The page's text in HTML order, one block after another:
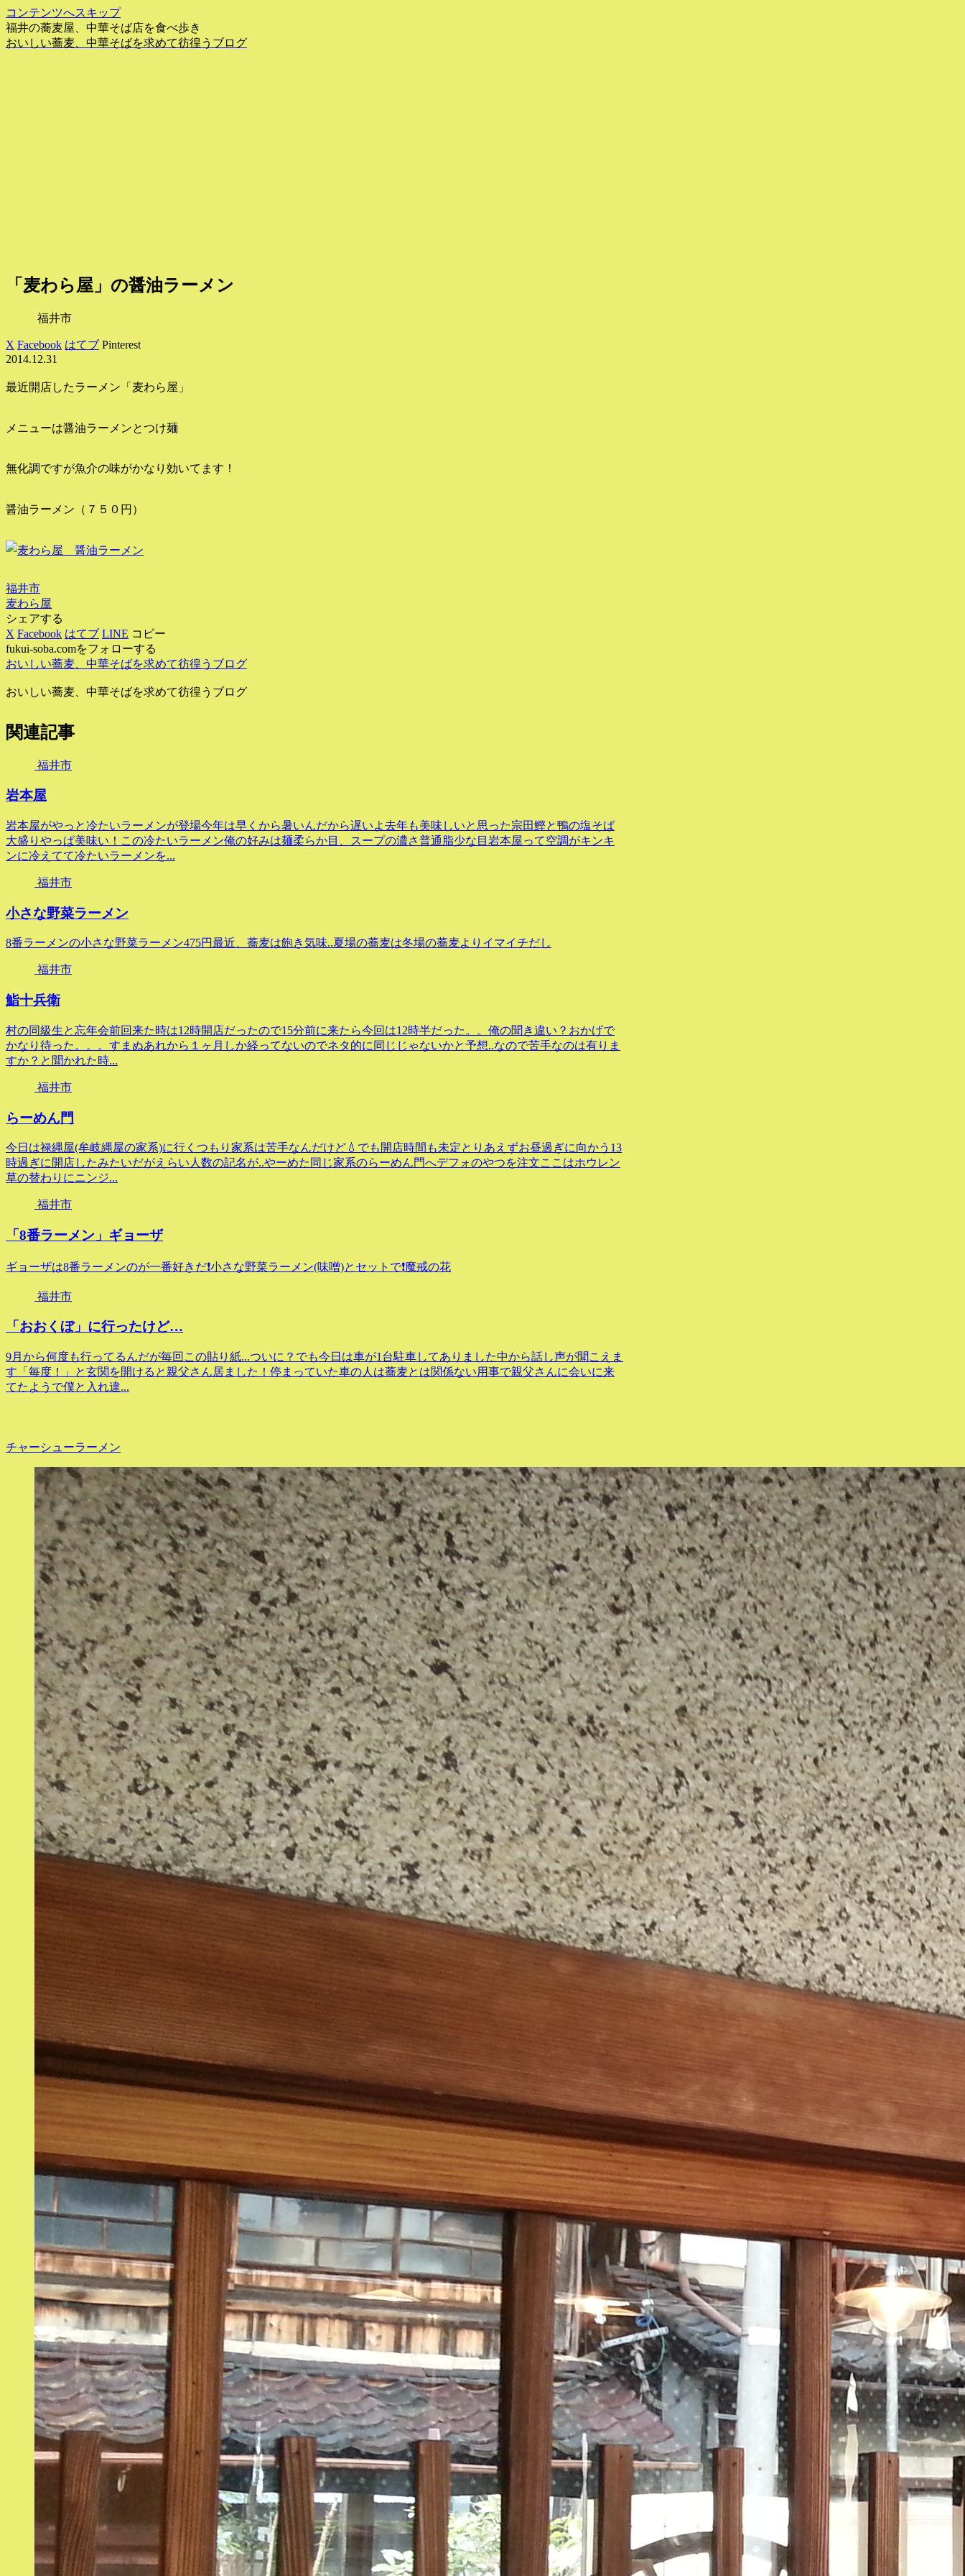
コンテンツへスキップ
福井の蕎麦屋、中華そば店を食べ歩き
おいしい蕎麦、中華そばを求めて彷徨うブログ
「麦わら屋」の醤油ラーメン
福井市
X Facebook はてブ Pinterest
2014.12.31
最近開店したラーメン「麦わら屋」
メニューは醤油ラーメンとつけ麺
無化調ですが魚介の味がかなり効いてます！
醤油ラーメン（７５０円）
福井市
麦わら屋
シェアする
X Facebook はてブ LINE コピー
fukui-soba.comをフォローする
おいしい蕎麦、中華そばを求めて彷徨うブログ
おいしい蕎麦、中華そばを求めて彷徨うブログ
関連記事
福井市
岩本屋
岩本屋がやっと冷たいラーメンが登場今年は早くから暑いんだから遅いよ去年も美味しいと思った宗田鰹と鴨の塩そば
大盛りやっぱ美味い！この冷たいラーメン俺の好みは麺柔らか目、スープの濃さ普通脂少な目岩本屋って空調がキンキ
ンに冷えてて冷たいラーメンを...
福井市
小さな野菜ラーメン
8番ラーメンの小さな野菜ラーメン475円最近、蕎麦は飽き気味..夏場の蕎麦は冬場の蕎麦よりイマイチだし
福井市
鮨十兵衛
村の同級生と忘年会前回来た時は12時開店だったので15分前に来たら今回は12時半だった。。俺の聞き違い？おかげで
かなり待った。。。すまぬあれから１ヶ月しか経ってないのでネタ的に同じじゃないかと予想..なので苦手なのは有りま
すか？と聞かれた時...
福井市
らーめん門
今日は禄縄屋(牟岐縄屋の家系)に行くつもり家系は苦手なんだけど💧でも開店時間も未定とりあえずお昼過ぎに向かう13
時過ぎに開店したみたいだがえらい人数の記名が..やーめた同じ家系のらーめん門へデフォのやつを注文ここはホウレン
草の替わりにニンジ...
福井市
「8番ラーメン」ギョーザ
ギョーザは8番ラーメンのが一番好きだ❗小さな野菜ラーメン(味噌)とセットで❗魔戒の花
福井市
「おおくぼ」に行ったけど…
9月から何度も行ってるんだが毎回この貼り紙...ついに？でも今日は車が1台駐車してありました中から話し声が聞こえま
す「毎度！」と玄関を開けると親父さん居ました！停まっていた車の人は蕎麦とは関係ない用事で親父さんに会いに来
てたようで僕と入れ違...
チャーシューラーメン